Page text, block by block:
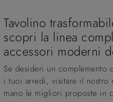
Tavolino
scopri la linea
accessori moderni
Se desideri un complemento
i tuoi arredi, visitare il nostro
mano le migliori proposte in